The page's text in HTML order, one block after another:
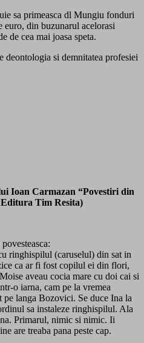
sa primeasca dl Mungiu fonduri
euro, din buzunarul acelorasi
de cea mai joasa speta.
deontologia si demnitatea profesiei
Ioan Carmazan “Povestiri din
Tim Resita)
ringhispilul (caruselul) din sat in
ca ar fi fost copilul ei din flori,
aveau cocia mare cu doi cai si
o iarna, cam pe la vremea
langa Bozovici. Se duce Ina la
sa instaleze ringhispilul. Ala
Primarul, nimic si nimic. Ii
are treaba pana peste cap.